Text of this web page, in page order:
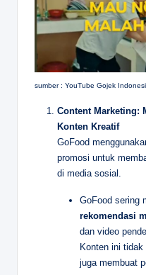
sumber : YouTube Gojek
Content Marketing:
Konten Kreatif
GoFood
promosi untuk
di media sosial.
GoFood sering
rekomendasi
dan video
Konten ini tidak
juga membuat